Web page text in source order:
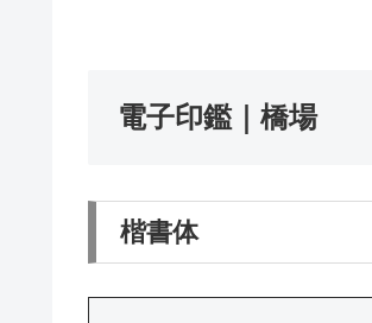
電子印鑑｜橋場
楷書体